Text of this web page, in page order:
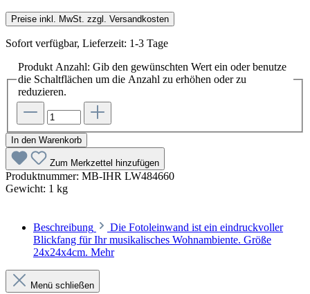
Preise inkl. MwSt. zzgl. Versandkosten
Sofort verfügbar, Lieferzeit: 1-3 Tage
Produkt Anzahl: Gib den gewünschten Wert ein oder benutze
die Schaltflächen um die Anzahl zu erhöhen oder zu
reduzieren.
In den Warenkorb
Zum Merkzettel hinzufügen
Produktnummer: MB-IHR LW484660
Gewicht: 1 kg
Beschreibung
Die Fotoleinwand ist ein eindruckvoller
Blickfang für Ihr musikalisches Wohnambiente. Größe
24x24x4cm. Mehr
Menü schließen